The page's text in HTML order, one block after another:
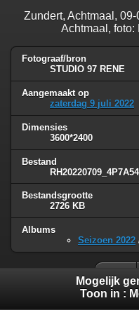
Zundert, Achtmaal,
Achtmaal,
Fotograaf/bron
STUDIO 97 RENE
Aangemaakt op
zaterdag 9 juli 2022
Dimensies
3600*2400
Bestand
Bestandsgrootte
2726 KB
Albums
Seizoen 2022
Mogelijk
Toon in :